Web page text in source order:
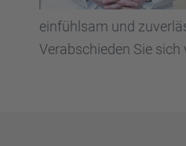
einfühl­sam und
Verab­schie­den Sie